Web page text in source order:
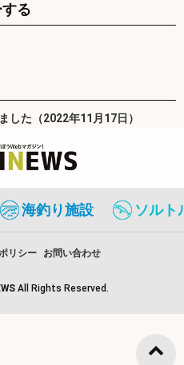
る
した（2022年11月17日）
海釣り施設 ソルト
リシー お問い合わせ
All Rights Reserved.